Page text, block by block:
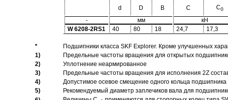
d
D B C C0
- мм кН
W 6208-2RS1
40 80 18 24,7 17,3
*
Подшипники класса SKF Explorer. Кроме улучшенных
1)
Предельные частоты вращения для открытых
2)
Уплотнение неармированное
3)
Предельные частоты вращения для исполнения 2Z
4)
Допустимое осевое смещение одного кольца подшипника
5)
Рекомендуемый диаметр заплечиков вала для